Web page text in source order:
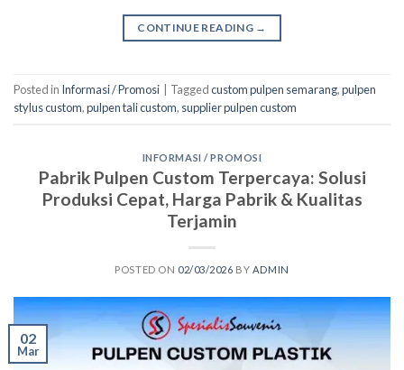
CONTINUE READING →
Posted in Informasi / Promosi Taggedcustom pulpen semarang,pulpen
stylus custom,pulpen tali custom, supplier pulpen custom
INFORMASI / PROMOSI
Pabrik Pulpen Custom Terpercaya: Solusi
Produksi Cepat, Harga Pabrik & Kualitas
Terjamin
POSTED ON 02/03/2026 BY ADMIN
02
Mar